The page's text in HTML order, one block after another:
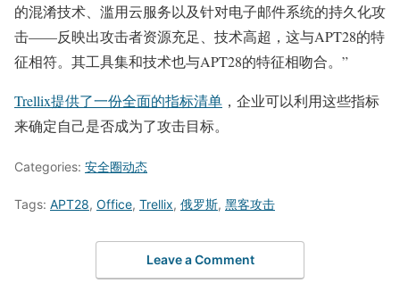
的混淆技术、滥用云服务以及针对电子邮件系统的持久化攻
击——反映出攻击者资源充足、技术高超，这与APT28的特
征相符。其工具集和技术也与APT28的特征相吻合。”
Trellix提供了一份全面的指标清单 ，企业可以利用这些指标
来确定自己是否成为了攻击目标。
Categories: 安全圈动态
Tags: APT28, Office, Trellix, 俄罗斯, 黑客攻击
Leave a Comment